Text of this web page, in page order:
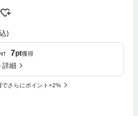
)
7pt獲得
詳細
でさらにポイント+2%